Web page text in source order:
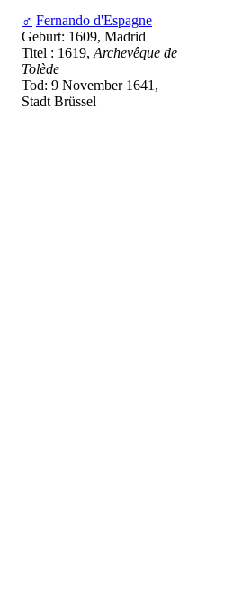
♂ Fernando d'Espagne
Geburt: 1609, Madrid
Titel : 1619, Archevêque de
Tolède
Tod: 9 November 1641,
Stadt Brüssel